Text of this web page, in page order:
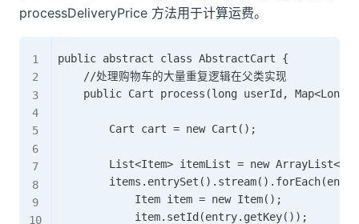
processDeliveryPrice 方法用于计算运费。
public abstract class AbstractCart {
    //处理购物车的大量重复逻辑在父类实现
public Cart process(long userId, Map<Long,
        Cart cart = new Cart();
List<Item> itemList = new
            Item item = new Item();
            item.setId(entry.getKey());